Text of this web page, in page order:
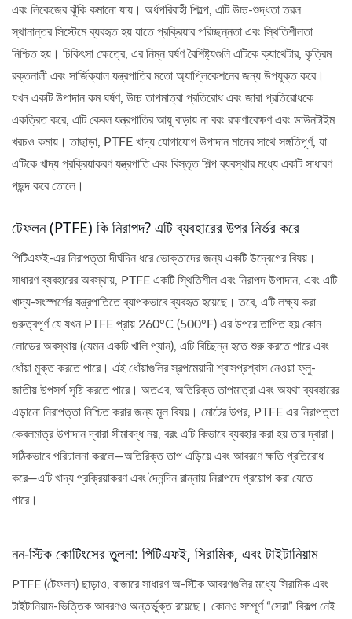
এবং লিকেজের ঝুঁকি কমানো যায়। অর্ধপরিবাহী শিল্পে, এটি উচ্চ-শুদ্ধতা তরল
স্থানান্তর সিস্টেমে ব্যবহৃত হয় যাতে প্রক্রিয়ার পরিচ্ছন্নতা এবং স্থিতিশীলতা
নিশ্চিত হয়। চিকিৎসা ক্ষেত্রে, এর নিম্ন ঘর্ষণ বৈশিষ্ট্যগুলি এটিকে ক্যাথেটার, কৃত্রিম
রক্তনালী এবং সার্জিক্যাল যন্ত্রপাতির মতো অ্যাপ্লিকেশনের জন্য উপযুক্ত করে।
যখন একটি উপাদান কম ঘর্ষণ, উচ্চ তাপমাত্রা প্রতিরোধ এবং জারা প্রতিরোধকে
একত্রিত করে, এটি কেবল যন্ত্রপাতির আয়ু বাড়ায় না বরং রক্ষণাবেক্ষণ এবং ডাউনটাইম
খরচও কমায়। তাছাড়া, PTFE খাদ্য যোগাযোগ উপাদান মানের সাথে সঙ্গতিপূর্ণ, যা
এটিকে খাদ্য প্রক্রিয়াকরণ যন্ত্রপাতি এবং বিস্তৃত শিল্প ব্যবস্থার মধ্যে একটি সাধারণ
পছন্দ করে তোলে।
টেফলন (PTFE) কি নিরাপদ? এটি ব্যবহারের উপর নির্ভর করে
পিটিএফই-এর নিরাপত্তা দীর্ঘদিন ধরে ভোক্তাদের জন্য একটি উদ্বেগের বিষয়।
সাধারণ ব্যবহারের অবস্থায়, PTFE একটি স্থিতিশীল এবং নিরাপদ উপাদান, এবং এটি
খাদ্য-সংস্পর্শের যন্ত্রপাতিতে ব্যাপকভাবে ব্যবহৃত হয়েছে। তবে, এটি লক্ষ্য করা
গুরুত্বপূর্ণ যে যখন PTFE প্রায় 260°C (500°F) এর উপরে তাপিত হয় কোন
লোডের অবস্থায় (যেমন একটি খালি প্যান), এটি বিচ্ছিন্ন হতে শুরু করতে পারে এবং
ধোঁয়া মুক্ত করতে পারে। এই ধোঁয়াগুলির স্বল্পমেয়াদী শ্বাসপ্রশ্বাস নেওয়া ফ্লু-
জাতীয় উপসর্গ সৃষ্টি করতে পারে। অতএব, অতিরিক্ত তাপমাত্রা এবং অযথা ব্যবহারের
এড়ানো নিরাপত্তা নিশ্চিত করার জন্য মূল বিষয়। মোটের উপর, PTFE এর নিরাপত্তা
কেবলমাত্র উপাদান দ্বারা সীমাবদ্ধ নয়, বরং এটি কিভাবে ব্যবহার করা হয় তার দ্বারা।
সঠিকভাবে পরিচালনা করলে—অতিরিক্ত তাপ এড়িয়ে এবং আবরণে ক্ষতি প্রতিরোধ
করে—এটি খাদ্য প্রক্রিয়াকরণ এবং দৈনন্দিন রান্নায় নিরাপদে প্রয়োগ করা যেতে
পারে।
নন-স্টিক কোটিংসের তুলনা: পিটিএফই, সিরামিক, এবং টাইটানিয়াম
PTFE (টেফলন) ছাড়াও, বাজারে সাধারণ অ-স্টিক আবরণগুলির মধ্যে সিরামিক এবং
টাইটানিয়াম-ভিত্তিক আবরণও অন্তর্ভুক্ত রয়েছে। কোনও সম্পূর্ণ “সেরা” বিকল্প নেই